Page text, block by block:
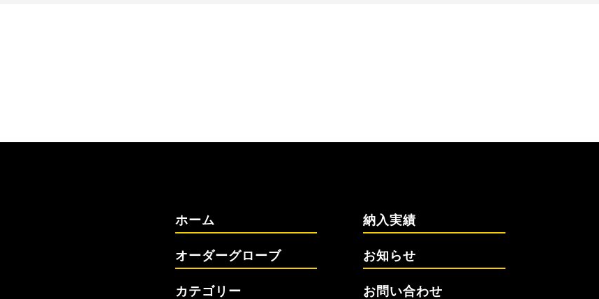
ホーム
オーダーグローブ
カテゴリー
納入実績
お知らせ
お問い合わせ